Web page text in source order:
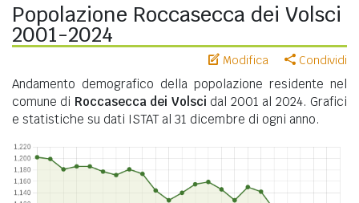
Popolazione Roccasecca dei Volsci
2001-2024
Modifica Condividi
Andamento demografico della popolazione residente nel
comune di Roccasecca dei Volsci dal 2001 al 2024. Grafici
e statistiche su dati ISTAT al 31 dicembre di ogni anno.